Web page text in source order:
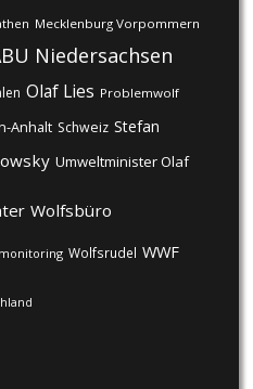
Mecklenburg Vorpommern
Niedersachsen
Olaf Lies Problemwolf
Anhalt Schweiz Stefan
Umweltminister Olaf
Wolfsbüro
Wolfsrudel WWF